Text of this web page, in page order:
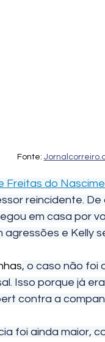
Fonte:
Freitas do
reincidente.
em casa por
agressões e Kelly
, o caso não foi
Isso porque já
contra a
foi ainda maior,